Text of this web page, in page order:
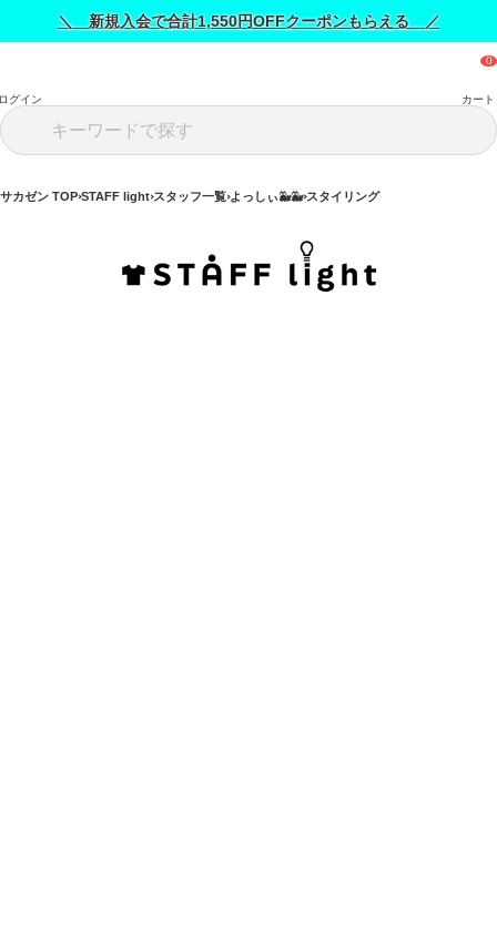
＼ 新規入会で合計1,550円OFFクーポンもらえる ／
グイン カート
サカゼン TOP STAFF light スタッフ一覧 よっしぃ🐳🐳 スタイリング